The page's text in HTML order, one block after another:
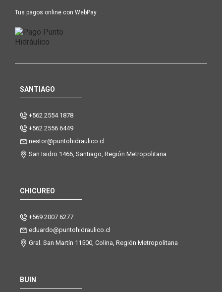
Tus pagos online con WebPay
SANTIAGO
+562 2554 1878
+562 2556 6449
nestor@puntohidraulico.cl
San Isidro 1466, Santiago, Región Metropolitana
CHICUREO
+569 2007 6277
eduardo@puntohidraulico.cl
Gral. San Martín 11500, Colina, Región Metropolitana
BUIN